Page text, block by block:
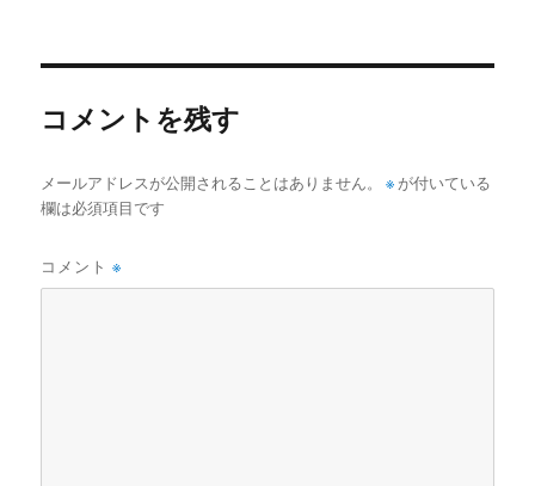
コメントを残す
メールアドレスが公開されることはありません。 ※ が付いている
欄は必須項目です
コメント※